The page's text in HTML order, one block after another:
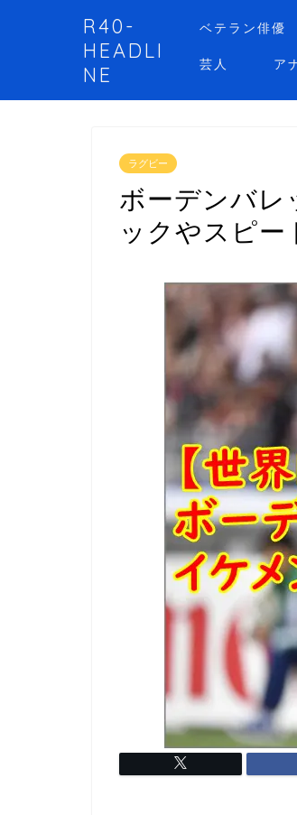
R40-
HEADLI
NE
ベテラン俳優
芸人 ア
ラグビー
ボーデンバレ
ックやスピー